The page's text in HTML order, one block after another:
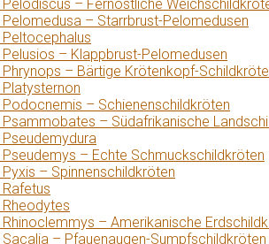
Pelodiscus – Fernöstliche
Pelomedusa – Starrbrust-Pelomedusen
Peltocephalus
Pelusios – Klappbrust-Pelomedusen
Phrynops – Bärtige Krötenkopf-
Podocnemis – Schienenschildkröten
Psammobates – Südafrikanische
Pseudemydura
Pseudemys – Echte Schmuckschildkröten
– Spinnenschildkröten
Rhinoclemmys – Amerikanische
Sacalia – Pfauenaugen-Sumpfschildkröten